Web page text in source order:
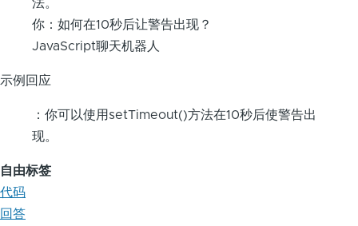
法。
你：如何在10秒后让警告出现？
JavaScript聊天机器人
示例回应
：你可以使用setTimeout()方法在10秒后使警告出
现。
自由标签
代码
回答